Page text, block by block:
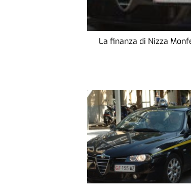
La finanza di Nizza